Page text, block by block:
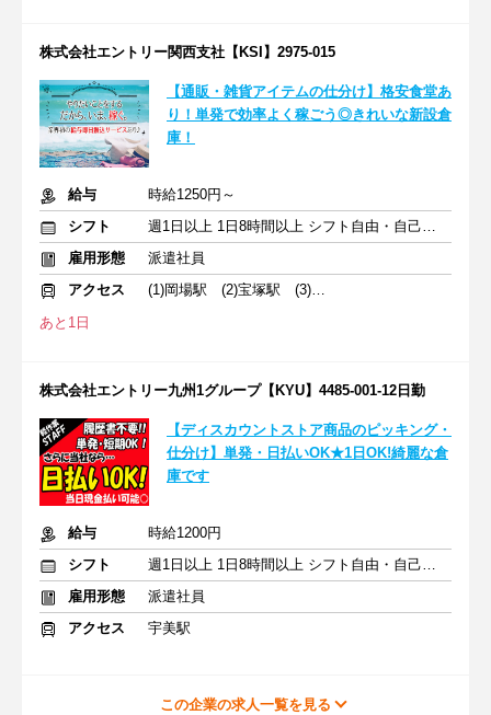
株式会社エントリー関西支社【KSI】2975-015
【通販・雑貨アイテムの仕分け】格安食堂あ
り！単発で効率よく稼ごう◎きれいな新設倉
庫！
給与
時給1250円～
シフト
週1日以上 1日8時間以上 シフト自由・自己申告
雇用形態
派遣社員
アクセス
(1)岡場駅 (2)宝塚駅 (3)三田駅
あと1日
株式会社エントリー九州1グループ【KYU】4485-001-12日勤
【ディスカウントストア商品のピッキング・
仕分け】単発・日払いOK★1日OK!綺麗な倉
庫です
給与
時給1200円
シフト
週1日以上 1日8時間以上 シフト自由・自己申告
雇用形態
派遣社員
アクセス
宇美駅
この企業の求人一覧を見る